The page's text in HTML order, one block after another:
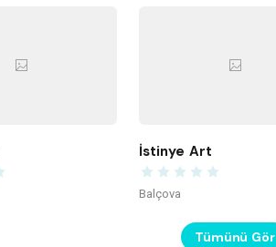
İstinye Art
Balçova
Tümünü Gör